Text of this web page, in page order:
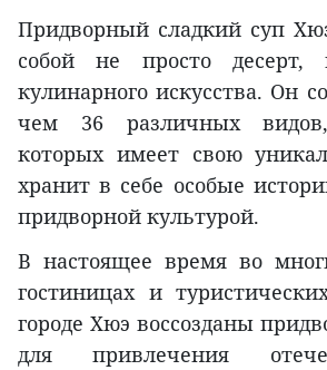
Придворный сладкий суп
собой не просто
кулинарного искусства. Он
чем 36 различных
которых имеет свою
хранит в себе особые
придворной культурой.
В настоящее время во
гостиницах и
городе Хюэ воссозданы
для привлечения